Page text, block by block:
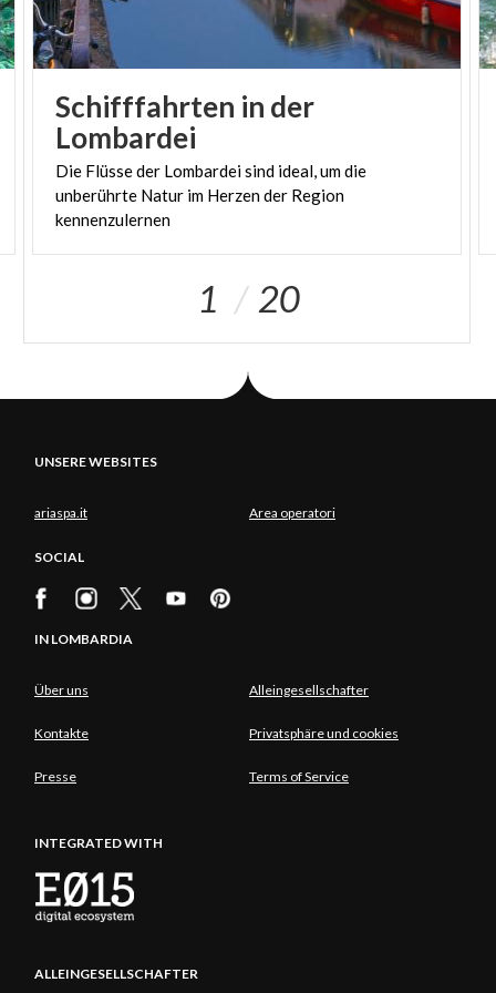
empfehlen wir Ihnen sich voranzumelden.
Schifffahrten in der
Lombardei
Die Flüsse der Lombardei sind ideal, um die
unberührte Natur im Herzen der Region
kennenzulernen
1 20
UNSERE WEBSITES
ariaspa.it Area operatori
SOCIAL
IN LOMBARDIA
Über uns Alleingesellschafter
Kontakte Privatsphäre und cookies
Presse Terms of Service
INTEGRATED WITH
ALLEINGESELLSCHAFTER